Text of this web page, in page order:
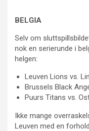
BELGIA
Selv om
nok en serierunde i
helgen:
Leuven Lions vs.
Brussels Black
Puurs Titans vs.
Ikke mange
Leuven med en